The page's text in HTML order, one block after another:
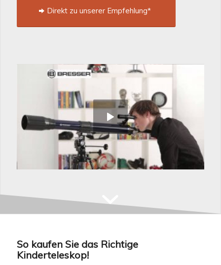
Direkt zu unserer Empfehlung*
So kaufen Sie das Richtige
Kinderteleskop!